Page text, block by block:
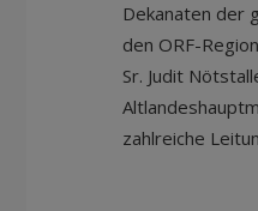
Dekanaten der
den ORF-
Sr. Judit
zahlreiche